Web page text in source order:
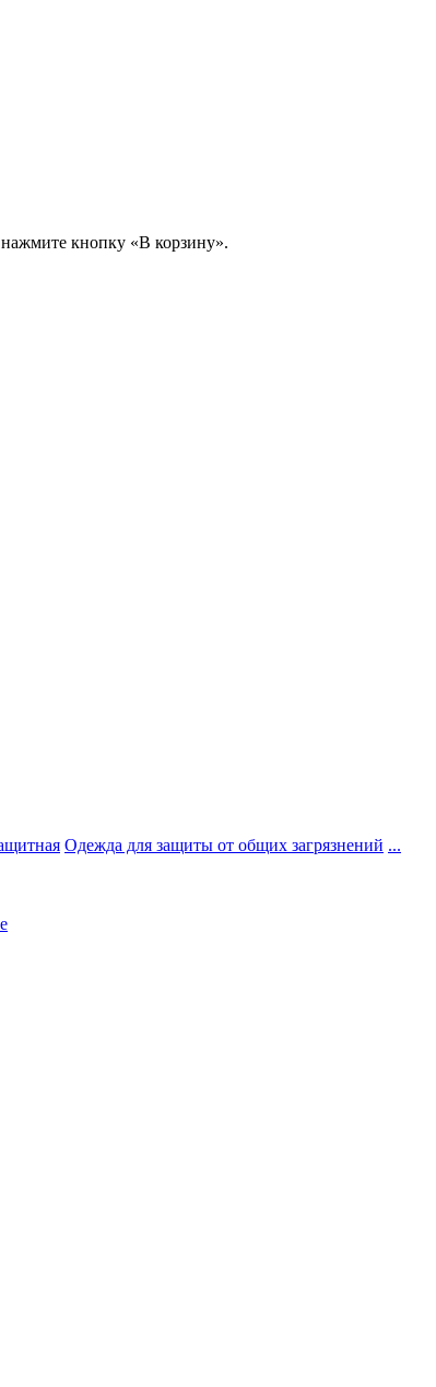
кнопку «В корзину».
Одежда для защиты от общих загрязнений ...